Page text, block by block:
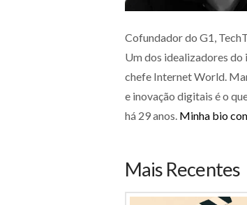
Cofundador do G1,
Um dos idealizadores
chefe Internet World.
e inovação digitais é o
há 29 anos. Minha bio
Mais Recentes